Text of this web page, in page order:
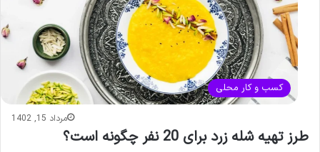
کسب و کار محلی
مرداد 15, 1402
طرز تهیه شله زرد برای 20 نفر چگونه است؟